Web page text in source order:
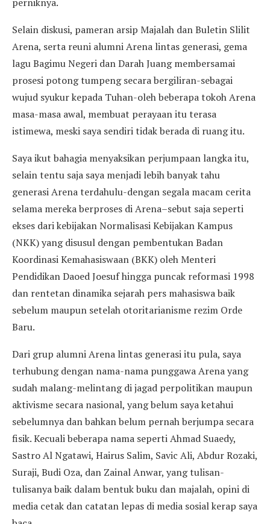
Selain diskusi, pameran arsip Majalah dan Buletin Slilit
Arena, serta reuni alumni Arena lintas generasi, gema
lagu Bagimu Negeri dan Darah Juang membersamai
prosesi potong tumpeng secara bergiliran-sebagai
wujud syukur kepada Tuhan-oleh beberapa tokoh Arena
masa-masa awal, membuat perayaan itu terasa
istimewa, meski saya sendiri tidak berada di ruang itu.
Saya ikut bahagia menyaksikan perjumpaan langka itu,
selain tentu saja saya menjadi lebih banyak tahu
generasi Arena terdahulu-dengan segala macam cerita
selama mereka berproses di Arena–sebut saja seperti
ekses dari kebijakan Normalisasi Kebijakan Kampus
(NKK) yang disusul dengan pembentukan Badan
Koordinasi Kemahasiswaan (BKK) oleh Menteri
Pendidikan Daoed Joesuf hingga puncak reformasi 1998
dan rentetan dinamika sejarah pers mahasiswa baik
sebelum maupun setelah otoritarianisme rezim Orde
Baru.
Dari grup alumni Arena lintas generasi itu pula, saya
terhubung dengan nama-nama punggawa Arena yang
sudah malang-melintang di jagad perpolitikan maupun
aktivisme secara nasional, yang belum saya ketahui
sebelumnya dan bahkan belum pernah berjumpa secara
fisik. Kecuali beberapa nama seperti Ahmad Suaedy,
Sastro Al Ngatawi, Hairus Salim, Savic Ali, Abdur Rozaki,
Suraji, Budi Oza, dan Zainal Anwar, yang tulisan-
tulisanya baik dalam bentuk buku dan majalah, opini di
media cetak dan catatan lepas di media sosial kerap saya